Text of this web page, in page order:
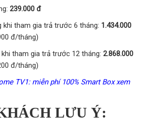
239.000 đ
khi tham gia trả trước 6 tháng: 1.434.000
đ/tháng)
tham gia trả trước 12 tháng: 2.868.000
đ/tháng)
TV1: miễn phí 100% Smart Box xem
LƯU Ý: